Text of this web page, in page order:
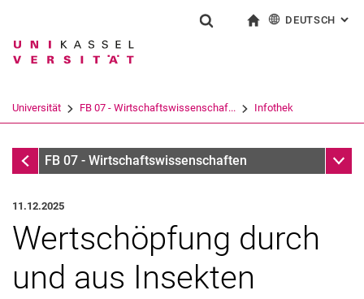
Springe direkt zu: Inhalt
Springe direkt zu: Suche
Springe direkt zu:
Suchbegriff
Suchen (öffnet externen Link in einem
DEUTSCH :
Universität FB 07 - Wirtschaftswissenschaf... Infothek
InfothekFB 07 - Wirtschaftswissenschaften
11.12.2025
Wertschöpfung durch
und aus Insekten